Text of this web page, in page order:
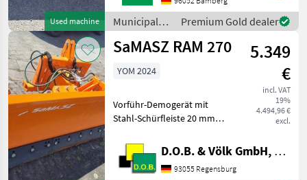
Used machine
(ESB)1 ELEKTRISCHE
STREUKONTROLLE (ESK)1
ERSTMONTAGE AM
FAHRZEUG1 KUPPL
Municipal
equipment /
Kugelmann
Premium Gold dealer
SaMASZ RAM 270
5.349
€
incl. VAT
19%
4.494,96 €
excl.
YOM 2024
Vorführ-Demogerät mit
Stahl-Schürfleiste 20 mm
PSV Gleitkufensatz
Standard Municipal
equipment Winter service
D.O.B. & Völk GmbH, Filiale Regensburg
93055 Regensburg